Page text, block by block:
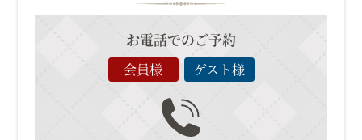
お電話でのご予約
会員様 ゲスト様